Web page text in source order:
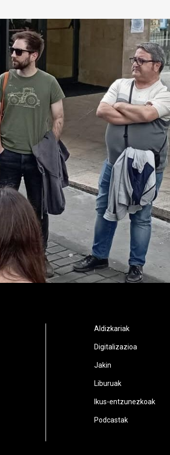
Aldizkariak
Digitalizazioa
Jakin
Liburuak
Ikus-entzunezkoak
Podcastak